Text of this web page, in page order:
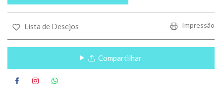
Lista de Desejos Impressão
Compartilhar